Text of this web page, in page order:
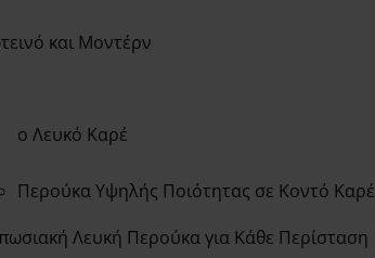
και Μοντέρν
ο Λευκό Καρέ
Περούκα Υψηλής Ποιότητας σε Κοντό Καρέ
Λευκή Περούκα για Κάθε Περίσταση